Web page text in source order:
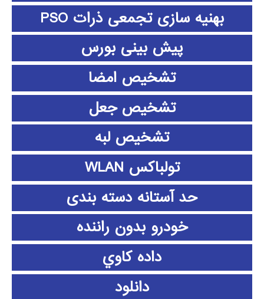
بهنیه سازی تجمعی ذرات PSO
پیش بینی بورس
تشخیص امضا
تشخیص جعل
تشخیص لبه
تولباکس WLAN
حد آستانه دسته بندی
خودرو بدون راننده
داده كاوي
دانلود